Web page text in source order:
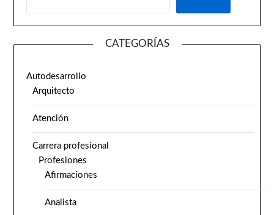
CATEGORÍAS
Autodesarrollo
Arquitecto
Atención
Carrera profesional
Profesiones
Afirmaciones
Analista